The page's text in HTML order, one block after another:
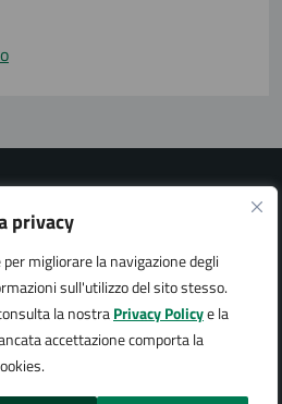
privacy
migliorare la navigazione degli
sull'utilizzo del sito stesso.
la nostraPrivacy Policye la
accettazione comporta la